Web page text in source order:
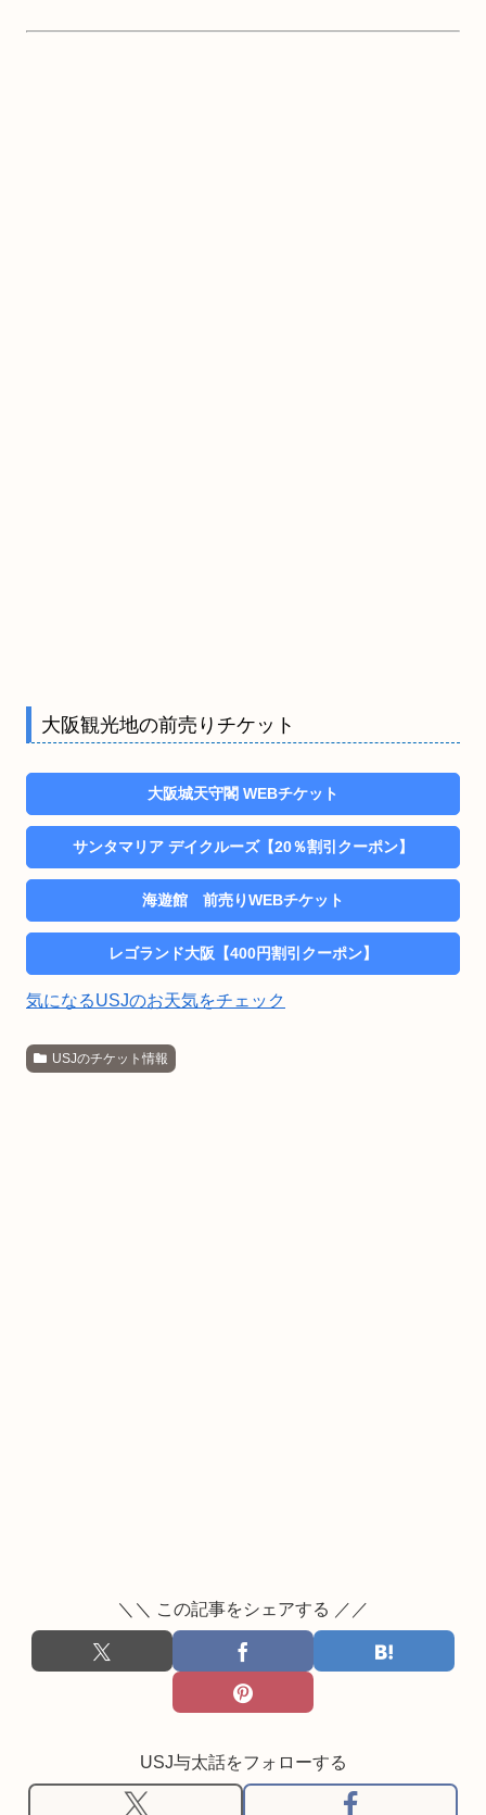
大阪観光地の前売りチケット
大阪城天守閣 WEBチケット
サンタマリア デイクルーズ【20％割引クーポン】
海遊館 前売りWEBチケット
レゴランド大阪【400円割引クーポン】
気になるUSJのお天気をチェック
USJのチケット情報
＼＼ この記事をシェアする ／／
USJ与太話をフォローする